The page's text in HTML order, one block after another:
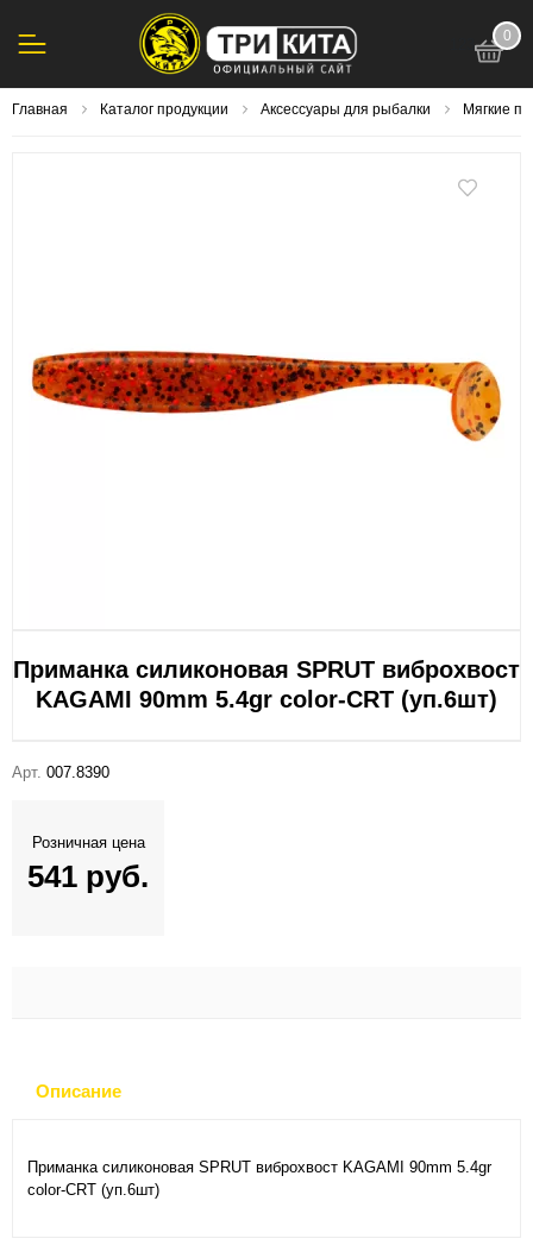
0
Главная Каталог продукции Аксессуары для рыбалки Мягкие
Приманка силиконовая SPRUT виброхвост
KAGAMI 90mm 5.4gr color-CRT (уп.6шт)
Арт. 007.8390
Розничная цена
541 руб.
Описание
Приманка силиконовая SPRUT виброхвост KAGAMI 90mm 5.4gr
color-CRT (уп.6шт)